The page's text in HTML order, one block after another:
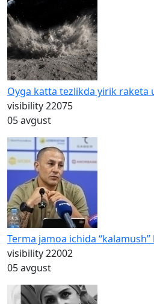
Oyga katta tezlikda yirik raketa
visibility22075
05 avgust
Terma jamoa ichida
visibility22002
05 avgust